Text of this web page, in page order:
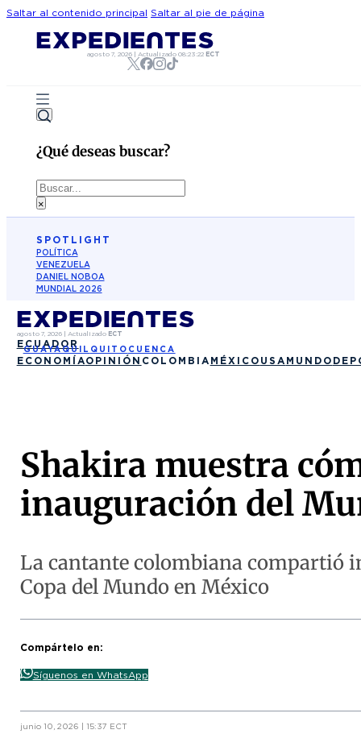
Saltar al contenido principal Saltar al pie de página
agosto 7, 2026| Actualizado 08:23:22 ECT
¿Qué deseas buscar?
Buscar
×
SPOTLIGHT
POLÍTICA
VENEZUELA
DANIEL NOBOA
MUNDIAL 2026
agosto 7, 2026| Actualizado ECT
ECUADOR
GUAYAQUIL QUITO CUENCA
ECONOMÍAOPINIÓN COLOMBIA MÉXICO USA MUNDO
Shakira muestra
inauguración del
La cantante colombiana compartió
Copa del Mundo en México
Compártelo en:
Síguenos en WhatsApp
junio 10, 2026 | 15:37 ECT